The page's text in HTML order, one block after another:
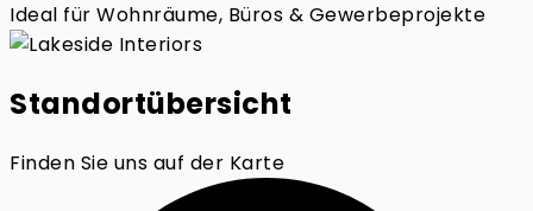
Ideal für Wohnräume, Büros & Gewerbeprojekte
Standortübersicht
Finden Sie uns auf der Karte